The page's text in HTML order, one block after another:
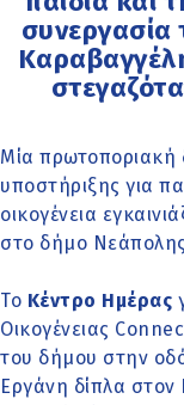
συνεργασία
Μία πρωτοποριακή
υποστήριξης για
οικογένεια
στο δήμο
Το Κέντρο Ημέρας
Οικογένειας
του δήμου στην
Εργάνη δίπλα στον